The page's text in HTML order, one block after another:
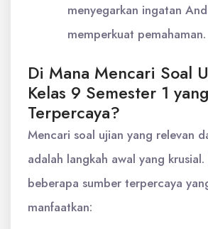
menyegarkan ingatan
memperkuat pemahaman.
Di Mana Mencari Soal
Kelas 9 Semester 1 yang
Terpercaya?
Mencari soal ujian yang relevan
adalah langkah awal yang
beberapa sumber terpercaya
manfaatkan: